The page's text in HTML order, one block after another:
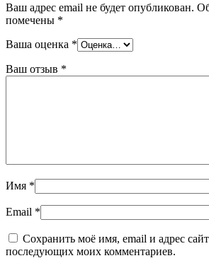
Ваш адрес email не будет опубликован.
помечены *
Ваша оценка *
Ваш отзыв *
Имя *
Email *
Сохранить моё имя, email и адрес
последующих моих комментариев.